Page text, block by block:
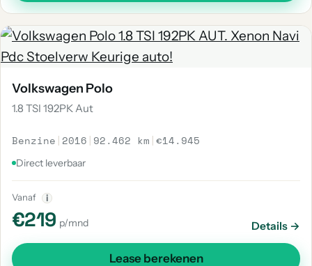
Volkswagen Polo
1.8 TSI 192PK Aut
Benzine | 2016 | 92.462 km |€14.945
Direct leverbaar
Vanaf i
€219 p/mnd Details →
Lease berekenen